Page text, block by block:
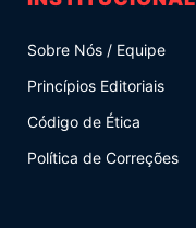
Sobre Nós / Equipe
Princípios Editoriais
Código de Ética
Política de Correções